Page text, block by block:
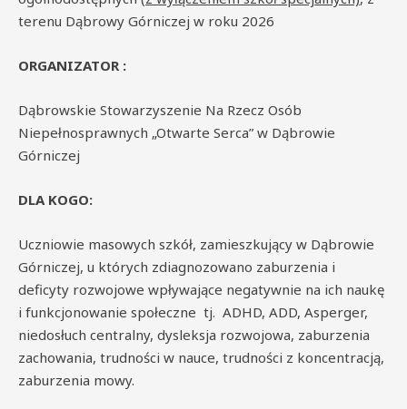
terenu Dąbrowy Górniczej w roku 2026
ORGANIZATOR :
Dąbrowskie Stowarzyszenie Na Rzecz Osób
Niepełnosprawnych „Otwarte Serca” w Dąbrowie
Górniczej
DLA KOGO:
Uczniowie masowych szkół, zamieszkujący w Dąbrowie
Górniczej, u których zdiagnozowano zaburzenia i
deficyty rozwojowe wpływające negatywnie na ich naukę
i funkcjonowanie społeczne tj. ADHD, ADD, Asperger,
niedosłuch centralny, dysleksja rozwojowa, zaburzenia
zachowania, trudności w nauce, trudności z koncentracją,
zaburzenia mowy.